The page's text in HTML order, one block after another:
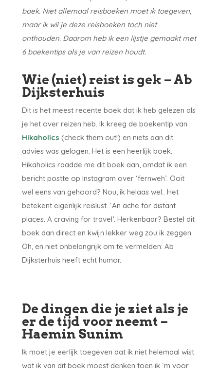
boek. Niet allemaal reisboeken moet ik toegeven,
maar ik wil je deze reisboeken toch niet
onthouden. Daarom heb ik een lijstje gemaakt met
6 boekentips als je van reizen houdt.
Wie (niet) reist is gek – Ab
Dijksterhuis
Dit is het meest recente boek dat ik heb gelezen als
je het over reizen heb. Ik kreeg de boekentip van
Hikaholics (check them out!) en niets aan dit
advies was gelogen. Het is een heerlijk boek.
Hikaholics raadde me dit boek aan, omdat ik een
bericht postte op Instagram over ‘fernweh’. Ooit
wel eens van gehoord? Nou, ik helaas wel.. Het
betekent eigenlijk reislust. ‘An ache for distant
places. A craving for travel’. Herkenbaar? Bestel dit
boek dan direct en kwijn lekker weg zou ik zeggen.
Oh, en niet onbelangrijk om te vermelden: Ab
Dijksterhuis heeft echt humor.
De dingen die je ziet als je
er de tijd voor neemt –
Haemin Sunim
Ik moet je eerlijk toegeven dat ik niet helemaal wist
wat ik van dit boek moest denken toen ik ‘m voor